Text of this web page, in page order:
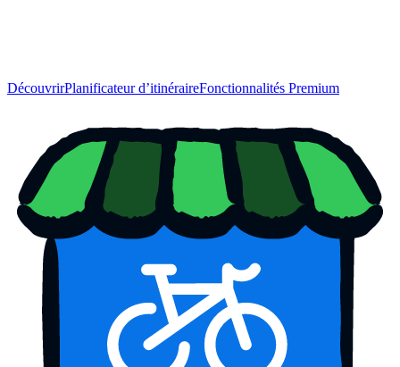
DécouvrirPlanificateur d’itinéraireFonctionnalités Premium